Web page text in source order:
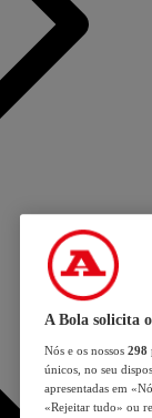
A Bola solicita
Nós e os nossos 298
únicos, no seu
apresentadas em
«Rejeitar tudo» ou